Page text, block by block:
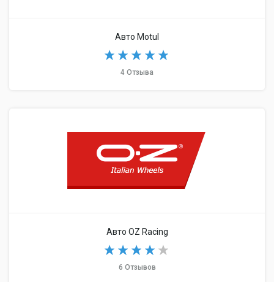
Авто Motul
4 Отзыва
Авто OZ Racing
6 Отзывов